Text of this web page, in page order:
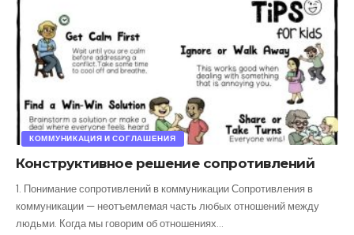
КОММУНИКАЦИЯ И СОГЛАШЕНИЯ
Конструктивное решение сопротивлений
1. Понимание сопротивлений в коммуникации Сопротивления в
коммуникации — неотъемлемая часть любых отношений между
людьми. Когда мы говорим об отношениях…